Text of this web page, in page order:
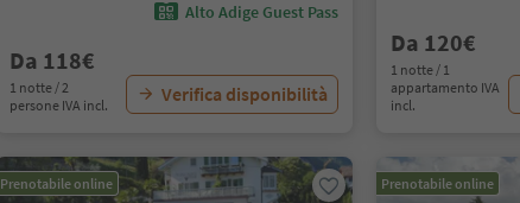
Alto Adige Guest Pass
Da 118€
1 notte / 2
persone IVA incl.
Verifica disponibilità
Da 120€
1 notte / 1
appartamento IVA
incl.
Prenotabile online Prenotabile online